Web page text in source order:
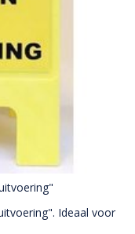
Ideaal voor